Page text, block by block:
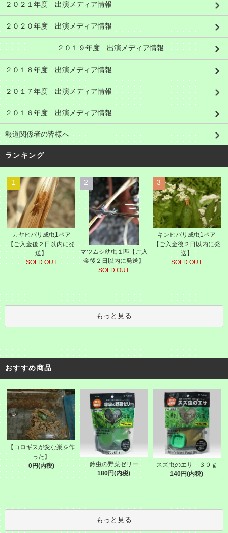
２０２１年度 出演メディア情報
２０２０年度 出演メディア情報
２０１９年度 出演メディア情報
２０１８年度 出演メディア情報
２０１７年度 出演メディア情報
２０１６年度 出演メディア情報
報道関係者の皆様へ
ランキング
1
カヤヒバリ成虫1ペア
【ご入金後２日以内に発
送】
SOLD OUT
2
マツムシ幼虫１匹【ご入
金後２日以内に発送】
SOLD OUT
3
キンヒバリ成虫1ペア
【ご入金後２日以内に発
送】
SOLD OUT
もっと見る
おすすめ商品
【コロギスが変な巣を作
った】
0円(内税)
鈴虫の野菜ゼリー
180円(内税)
スズ虫のエサ ３０ｇ
140円(内税)
もっと見る